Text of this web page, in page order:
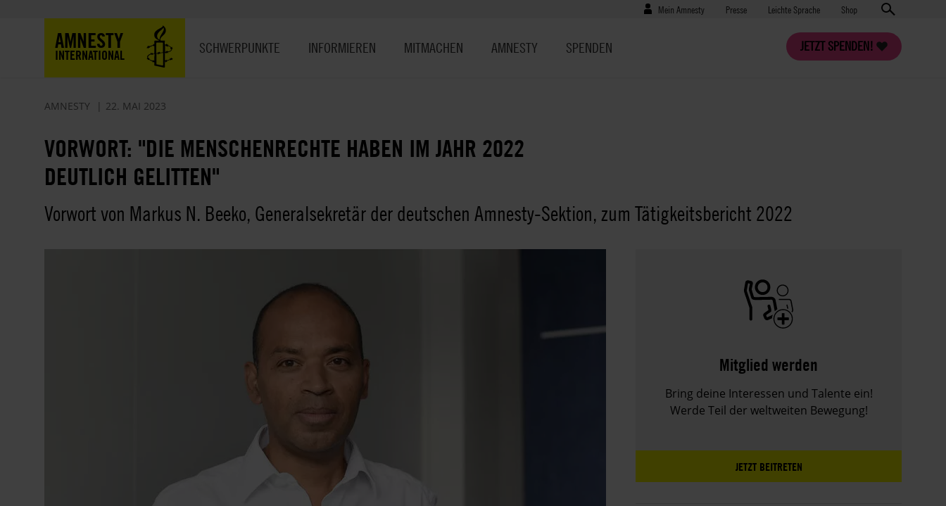
Benutzermenü
Mein Amnesty Presse
Presse Leichte Sprache Shop
AMNESTY
INTERNATIONAL
JETZT SPENDEN!
SCHWERPUNKTE INFORMIEREN MITMACHEN AMNESTY SPENDEN
AMNESTY 22. MAI 2023
VORWORT: "DIE MENSCHENRECHTE HABEN IM JAHR 2022
DEUTLICH GELITTEN"
Vorwort von Markus N. Beeko, Generalsekretär der deutschen Amnesty-Sektion, zum Tätigkeitsbericht 2022
Mitglied werden
Bring deine Interessen und Talente ein!
Werde Teil der weltweiten Bewegung!
JETZT BEITRETEN